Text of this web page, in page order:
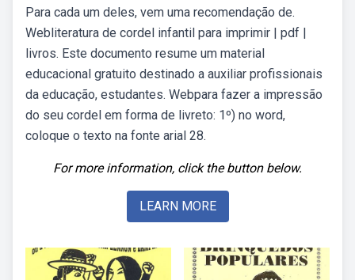
Para cada um deles, vem uma recomendação de.
Webliteratura de cordel infantil para imprimir | pdf |
livros. Este documento resume um material
educacional gratuito destinado a auxiliar profissionais
da educação, estudantes. Webpara fazer a impressão
do seu cordel em forma de livreto: 1º) no word,
coloque o texto na fonte arial 28.
For more information, click the button below.
LEARN MORE